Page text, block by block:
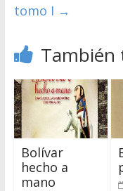
tomo I →
También
Bolívar
hecho a
mano